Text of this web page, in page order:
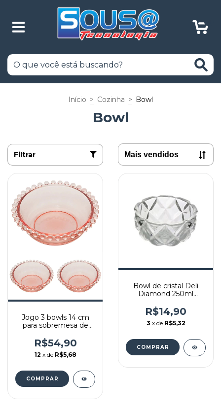
Início > Cozinha > Bowl
Bowl
Filtrar
Jogo 3 bowls 14 cm
para sobremesa de
R$54,90
12 x de R$5,68
Bowl de cristal Deli
Diamond 250ml
R$14,90
3 x de R$5,32